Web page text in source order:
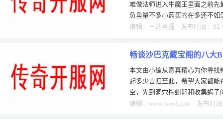
难做法师进入牛魔王里面之前
负重量不多小药买的在多还不
网站多，有圣战套装的带圣战套
编辑：三端互通 发布时间：02-
畅谈沙巴克藏宝阁的八大
本文由小编从寄真精心为你寻找
起多少言归至此，希望大家都
空，先到洞穴掏蛆卵和收集蝎
该都知道，在传奇游戏的三大职
编辑：www.haosf.com 发布时